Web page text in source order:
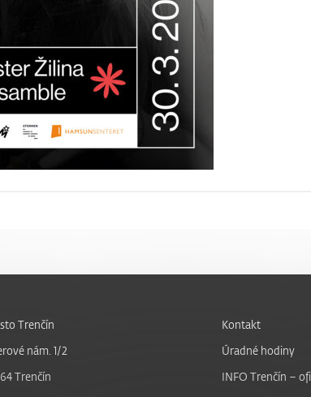
Trenčín
nám. 1/2
64 Trenčín
Kontakt
Úradné hodiny
INFO Trenčín –